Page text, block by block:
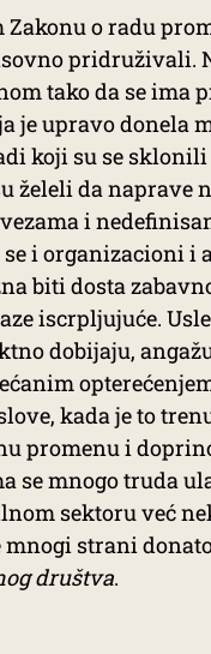
o radu
pridruživali.
tako da se ima
je upravo donela
koji su se sklonili
želeli da naprave
i
se i organizacioni
biti dosta
iscrpljujuće.
dobijaju,
kada je to
promenu i
se mnogo truda
sektoru već
mnogi strani
društva.